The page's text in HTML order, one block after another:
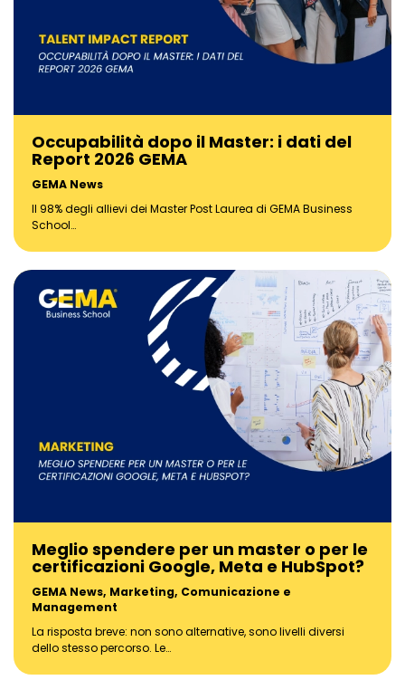
Occupabilità dopo il Master: i dati del
Report 2026 GEMA
GEMA News
Il 98% degli allievi dei Master Post Laurea di GEMA Business
School…
Meglio spendere per un master o per le
certificazioni Google, Meta e HubSpot?
GEMA News, Marketing, Comunicazione e
Management
La risposta breve: non sono alternative, sono livelli diversi
dello stesso percorso. Le…